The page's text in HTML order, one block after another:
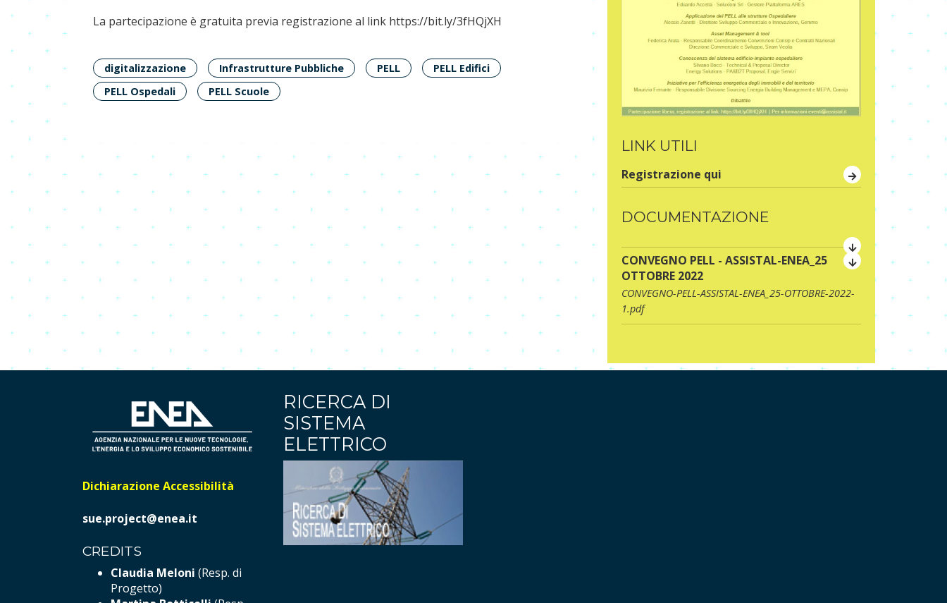
La partecipazione è gratuita previa registrazione al link https://bit.ly/3fHQjXH
digitalizzazione Infrastrutture Pubbliche PELL
PELL Edifici
PELL Ospedali
PELL Scuole
LINK UTILI
Registrazione qui
DOCUMENTAZIONE
CONVEGNO PELL - ASSISTAL-ENEA_25
OTTOBRE 2022
CONVEGNO-PELL-ASSISTAL-ENEA_25-OTTOBRE-2022-
1.pdf
Dichiarazione Accessibilità
sue.project@enea.it
CREDITS
Claudia Meloni (Resp. di
Progetto)
RICERCA DI
SISTEMA
ELETTRICO